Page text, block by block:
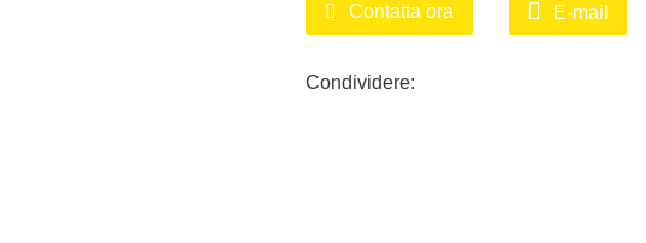
Contatta ora E-mail
Condividere: